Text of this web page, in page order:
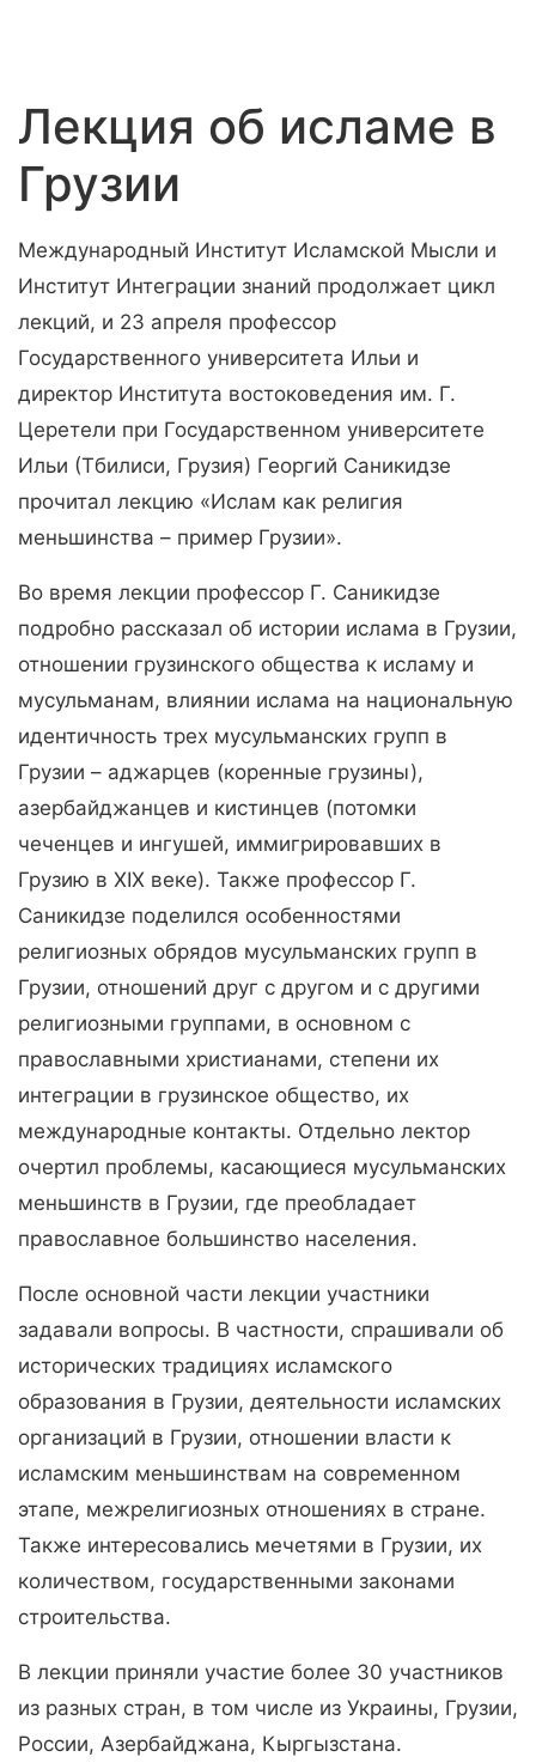
Лекция об исламе в
Грузии
Международный Институт Исламской Мысли и
Институт Интеграции знаний продолжает цикл
лекций, и 23 апреля профессор
Государственного университета Ильи и
директор Института востоковедения им. Г.
Церетели при Государственном университете
Ильи (Тбилиси, Грузия) Георгий Саникидзе
прочитал лекцию «Ислам как религия
меньшинства – пример Грузии».
Во время лекции профессор Г. Саникидзе
подробно рассказал об истории ислама в Грузии,
отношении грузинского общества к исламу и
мусульманам, влиянии ислама на национальную
идентичность трех мусульманских групп в
Грузии – аджарцев (коренные грузины),
азербайджанцев и кистинцев (потомки
чеченцев и ингушей, иммигрировавших в
Грузию в XIX веке). Также профессор Г.
Саникидзе поделился особенностями
религиозных обрядов мусульманских групп в
Грузии, отношений друг с другом и с другими
религиозными группами, в основном с
православными христианами, степени их
интеграции в грузинское общество, их
международные контакты. Отдельно лектор
очертил проблемы, касающиеся мусульманских
меньшинств в Грузии, где преобладает
православное большинство населения.
После основной части лекции участники
задавали вопросы. В частности, спрашивали об
исторических традициях исламского
образования в Грузии, деятельности исламских
организаций в Грузии, отношении власти к
исламским меньшинствам на современном
этапе, межрелигиозных отношениях в стране.
Также интересовались мечетями в Грузии, их
количеством, государственными законами
строительства.
В лекции приняли участие более 30 участников
из разных стран, в том числе из Украины, Грузии,
России, Азербайджана, Кыргызстана.